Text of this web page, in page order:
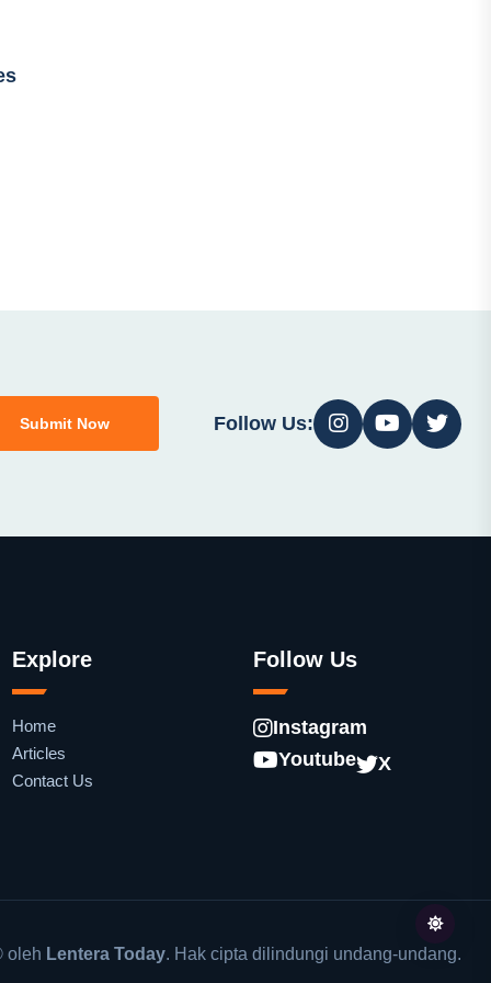
Submit Now Follow Us:
Explore
Home
Articles
Contact Us
Follow Us
Instagram
Youtube
X
oleh Lentera Today. Hak cipta dilindungi undang-undang.